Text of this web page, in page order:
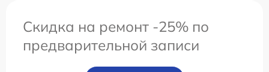
Скидка на ремонт -25% по
предварительной записи